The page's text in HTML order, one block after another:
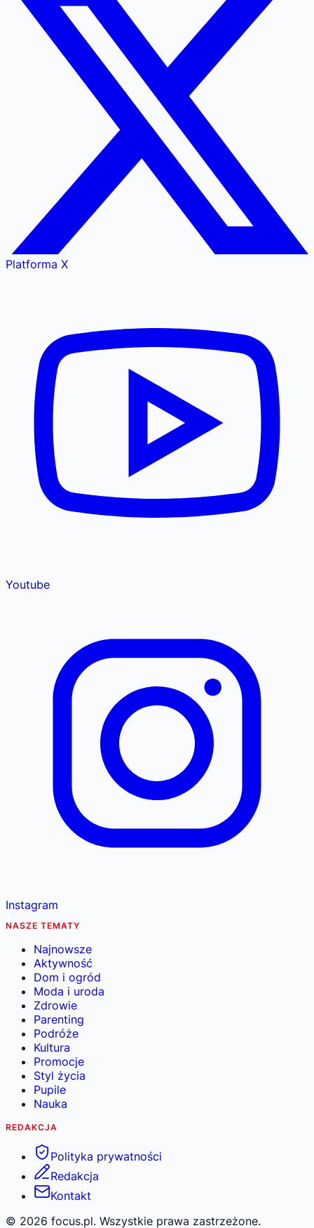
Platforma X
Youtube
Instagram
NASZE TEMATY
Najnowsze
Aktywność
Dom i ogród
Moda i uroda
Zdrowie
Parenting
Podróże
Kultura
Promocje
Styl życia
Pupile
Nauka
REDAKCJA
Polityka prywatności
Redakcja
Kontakt
© 2026 focus.pl. Wszystkie prawa zastrzeżone.